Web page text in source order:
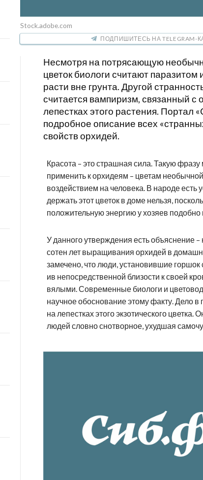
Stock.adobe.com
ПОДПИШИТЕСЬ НА TELEGRAM-
Несмотря на потрясающую
цветок биологи считают паразитом
расти вне грунта. Другой
считается вампиризм, связанный с
лепестках этого растения. Портал
подробное описание всех
свойств орхидей.
Красота – это страшная сила. Такую
применить к орхидеям – цветам
воздействием на человека. В народе есть
держать этот цветок в доме нельзя,
положительную энергию у хозяев
У данного утверждения есть объяснение
сотен лет выращивания орхидей в
замечено, что люди, установившие горшок
ив непосредственной близости к своей
вялыми. Современные биологи и
научное обоснование этому факту. Дело
на лепестках этого экзотического цветка.
людей словно снотворное, ухудшая